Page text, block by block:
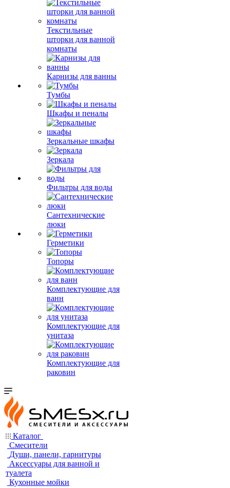
Текстильные
шторки для ванной
комнаты
Карнизы для ванны
Тумбы
Шкафы и пеналы
Зеркальные шкафы
Зеркала
Фильтры для воды
Сантехнические
люки
Герметики
Топоры
Комплектующие для
ванн
Комплектующие для
унитаза
Комплектующие для
раковин
Каталог
Смесители
Души, панели, гарнитуры
Аксессуары для ванной и
туалета
Кухонные мойки